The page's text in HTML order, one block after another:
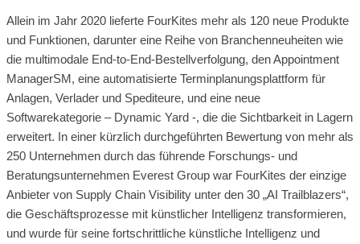
Allein im Jahr 2020 lieferte FourKites mehr als 120 neue Produkte
und Funktionen, darunter eine Reihe von Branchenneuheiten wie
die multimodale End-to-End-Bestellverfolgung, den Appointment
ManagerSM, eine automatisierte Terminplanungsplattform für
Anlagen, Verlader und Spediteure, und eine neue
Softwarekategorie – Dynamic Yard -, die die Sichtbarkeit in Lagern
erweitert. In einer kürzlich durchgeführten Bewertung von mehr als
250 Unternehmen durch das führende Forschungs- und
Beratungsunternehmen Everest Group war FourKites der einzige
Anbieter von Supply Chain Visibility unter den 30 „AI Trailblazers“,
die Geschäftsprozesse mit künstlicher Intelligenz transformieren,
und wurde für seine fortschrittliche künstliche Intelligenz und